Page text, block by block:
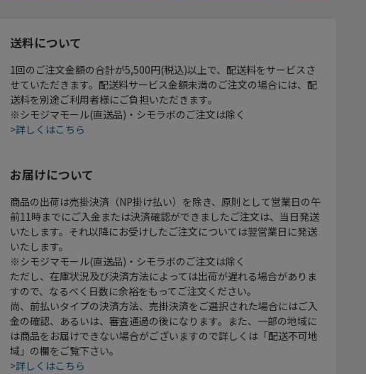
送料について
1回のご注文金額の合計が5,500円(税込)以上で、配送料をサービスさ
せていただきます。配送料サービス金額未満のご注文の場合には、配
送料を別途ご利用者様にご負担いただきます。
※シモジマモール(直送品)・シモラボのご注文は除く
>詳しくはこちら
お届けについて
商品の出荷は売掛決済（NP掛け払い）を除き、原則として営業日の午
前11時までにご入金または決済確認ができましたご注文は、当日発送
いたします。それ以降にお受けしたご注文については翌営業日に発送
いたします。
※シモジマモール(直送品)・シモラボのご注文は除く
ただし、在庫状況及び決済方法によっては出荷が遅れる場合がありま
すので、なるべく日数に余裕をもってご注文ください。
尚、前払いタイプの決済方法、売掛決済をご選択された場合にはご入
金の確認、あるいは、審査通過の後になります。また、一部の地域に
は商品をお届けできない場合がございますので詳しくは「配送不可地
域」の欄をご覧下さい。
>詳しくはこちら